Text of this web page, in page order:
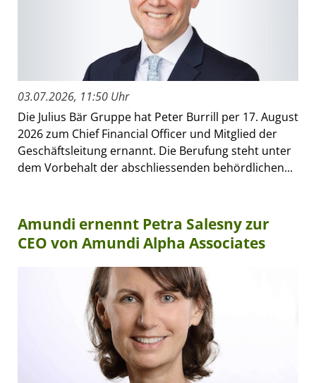
03.07.2026, 11:50 Uhr
Die Julius Bär Gruppe hat Peter Burrill per 17. August
2026 zum Chief Financial Officer und Mitglied der
Geschäftsleitung ernannt. Die Berufung steht unter
dem Vorbehalt der abschliessenden behördlichen...
Amundi ernennt Petra Salesny zur
CEO von Amundi Alpha Associates